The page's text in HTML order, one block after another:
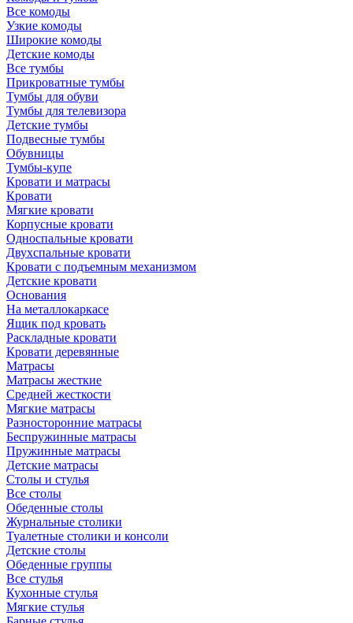
Все комоды
Узкие комоды
Широкие комоды
Детские комоды
Все тумбы
Прикроватные тумбы
Тумбы для обуви
Тумбы для телевизора
Детские тумбы
Подвесные тумбы
Обувницы
Тумбы-купе
Кровати и матрасы
Кровати
Мягкие кровати
Корпусные кровати
Односпальные кровати
Двухспальные кровати
Кровати с подъемным механизмом
Детские кровати
Основания
На металлокаркасе
Ящик под кровать
Раскладные кровати
Кровати деревянные
Матрасы
Матрасы жесткие
Средней жесткости
Мягкие матрасы
Разносторонние матрасы
Беспружинные матрасы
Пружинные матрасы
Детские матрасы
Столы и стулья
Все столы
Обеденные столы
Журнальные столики
Туалетные столики и консоли
Детские столы
Обеденные группы
Все стулья
Кухонные стулья
Мягкие стулья